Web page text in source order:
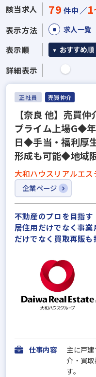
該当求人 79 件中／
表示方法
求人一覧
表示順 おすすめ順
詳細表示
正社員 売買仲介
【奈良 他】売買
プライム上場G◆
日◆手当・福利厚
形成も可能◆地域
大和ハウスリアルエ
企業ページ
不動産のプロを目指
居住用だけでなく事
だけでなく買取再販も
仕事内容
主に戸
介・買
す。